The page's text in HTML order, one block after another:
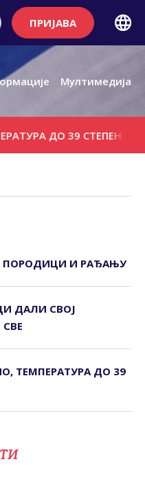
ПРИЈАВА
Мултимедија
ДО 39 СТЕПЕНИ
ПОРОДИЦИ И РАЂАЊУ
ДАЛИ СВОЈ
ТЕМПЕРАТУРА ДО 39